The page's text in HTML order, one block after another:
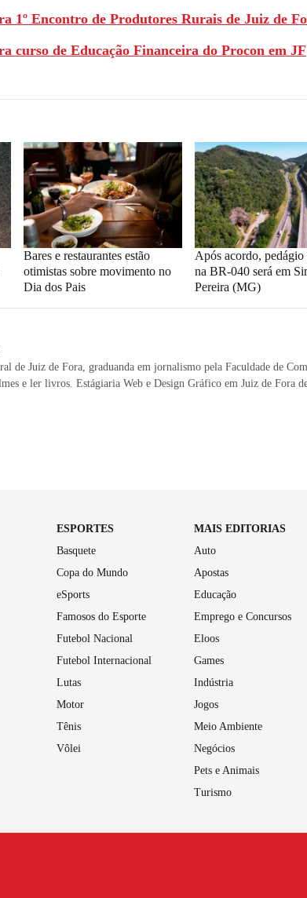
1º Encontro de Produtores Rurais de Juiz de
curso de Educação Financeira do Procon em JF
Bares e restaurantes estão
otimistas sobre movimento no
Dia dos Pais
Após acordo,
na BR-040 será em
Pereira (MG)
de Juiz de Fora, graduanda em jornalismo pela Faculdade de
e ler livros. Estágiaria Web e Design Gráfico em Juiz de Fora
ESPORTES
Basquete
Copa do Mundo
eSports
Famosos do Esporte
Futebol Nacional
Futebol Internacional
Lutas
Motor
Tênis
Vôlei
MAIS EDITORIAS
Auto
Apostas
Educação
Emprego e Concursos
Eloos
Games
Indústria
Jogos
Meio Ambiente
Negócios
Pets e Animais
Turismo